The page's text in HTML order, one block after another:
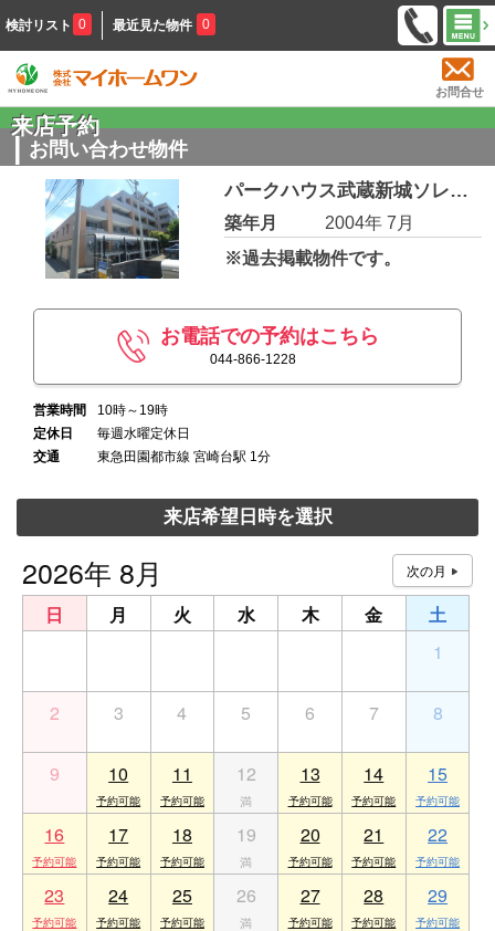
検討リスト 0 最近見た物件 0
お問合せ
来店予約
お問い合わせ物件
パークハウス武蔵新城ソレイユテラス 414
築年月
2004年 7月
※過去掲載物件です。
お電話での予約はこちら
044-866-1228
営業時間
10時～19時
定休日
毎週水曜定休日
交通
東急田園都市線 宮崎台駅 1分
来店希望日時を選択
2026年 8月
日 月 火 水 木 金
土
1
2 3 4 5 6 7 8
9 10 11 12 13 14 15
16 17 18 19 20 21 22
23 24 25 26 27 28 29